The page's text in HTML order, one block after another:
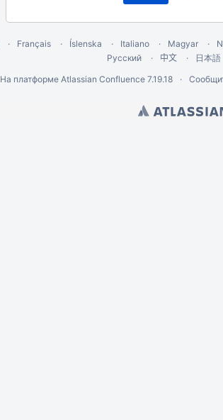
Français Íslenska Italiano Magyar
Русский
中文 日本語
На платформе Atlassian Confluence 7.19.18